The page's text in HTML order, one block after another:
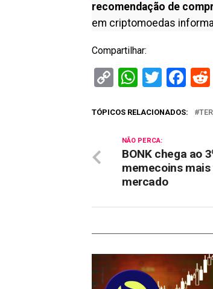
recomendação de
em criptomoedas
Compartilhar:
Copy
TÓPICOS RELACIONADOS:
NÃO PERCA:
BONK chega ao
memecoins mais
mercado